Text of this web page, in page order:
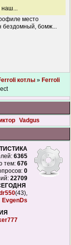
наш...
место
бездомный, бомж...
котлы » Ferroli
Vadgus
6365
тем: 676
0
22709
(43),
EvgenDs